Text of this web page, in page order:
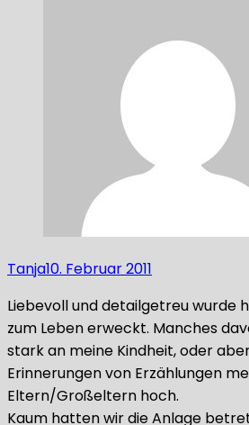
Tanja10. Februar 2011
Liebevoll und detailgetreu wurde
zum Leben erweckt. Manches
stark an meine Kindheit, oder
Erinnerungen von Erzählungen
Eltern/Großeltern hoch.
Kaum hatten wir die Anlage